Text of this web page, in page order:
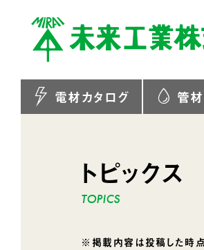
電材カタログ 管
トピックス
※掲載内容は投稿した時点